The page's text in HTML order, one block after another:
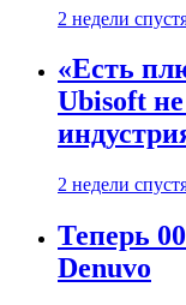
2 недели
«Есть
Ubisoft
2 недели
Теперь
Denuvo